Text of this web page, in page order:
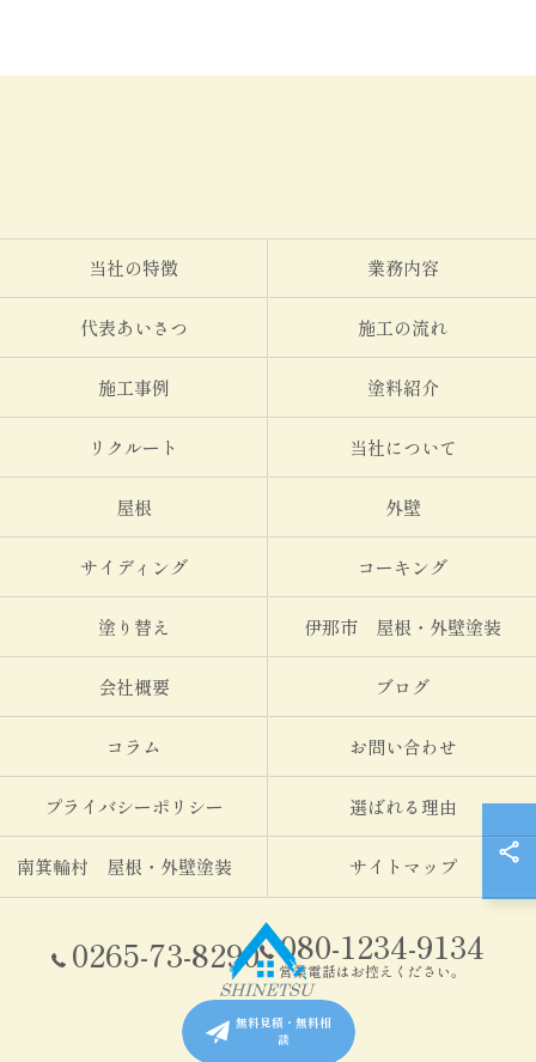
0265-73-8290 080-1234-9134
営業電話はお控えください。
無料見積・無料相
談
当社の特徴 業務内容
代表あいさつ 施工の流れ
施工事例 塗料紹介
リクルート 当社について
屋根 外壁
サイディング コーキング
塗り替え 伊那市 屋根・外壁塗装
会社概要 ブログ
コラム お問い合わせ
プライバシーポリシー 選ばれる理由
南箕輪村 屋根・外壁塗装 サイトマップ
© 2026 伊那市・南箕輪村の塗装なら信越塗装 ALL RIGHTS RESERVED.